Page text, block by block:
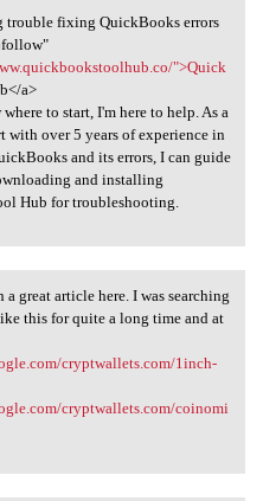
trouble
trouble fixing QuickBooks errors
">Quick
a>
to start, I'm here to help. As a
with over 5 years of experience in
and its errors, I can guide
and installing
Hub for troubleshooting.
a great
a great article here. I was searching
this for quite a long time and at
cryptwallets.com/1inch-
cryptwallets.com/coinomi